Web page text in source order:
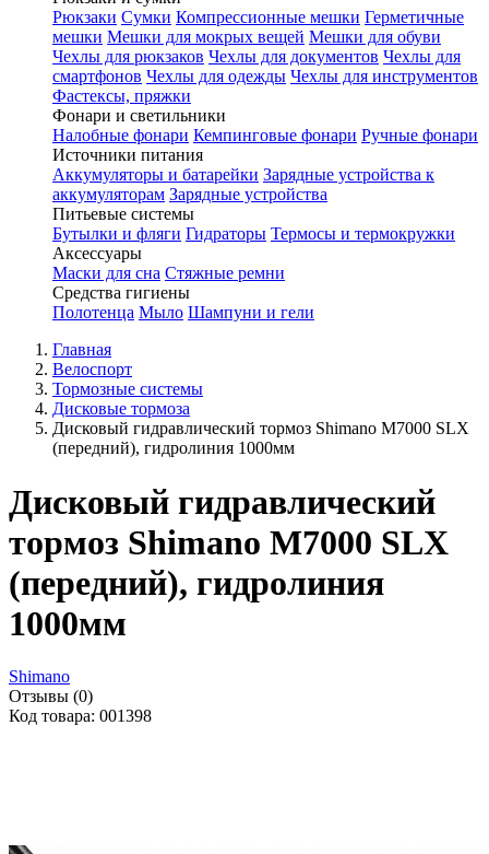
Рюкзаки Сумки Компрессионные мешки Герметичные
мешки Мешки для мокрых вещей Мешки для обуви
Чехлы для рюкзаков Чехлы для документов Чехлы для
смартфонов Чехлы для одежды Чехлы для инструментов
Фастексы, пряжки
Фонари и светильники
Налобные фонари Кемпинговые фонари Ручные фонари
Источники питания
Аккумуляторы и батарейки Зарядные устройства к
аккумуляторам Зарядные устройства
Питьевые системы
Бутылки и фляги Гидраторы Термосы и термокружки
Аксессуары
Маски для сна Стяжные ремни
Средства гигиены
Полотенца Мыло Шампуни и гели
Главная
Велоспорт
Тормозные системы
Дисковые тормоза
Дисковый гидравлический тормоз Shimano M7000 SLX
(передний), гидролиния 1000мм
Дисковый гидравлический
тормоз Shimano M7000 SLX
(передний), гидролиния
1000мм
Shimano
Отзывы (0)
Код товара: 001398